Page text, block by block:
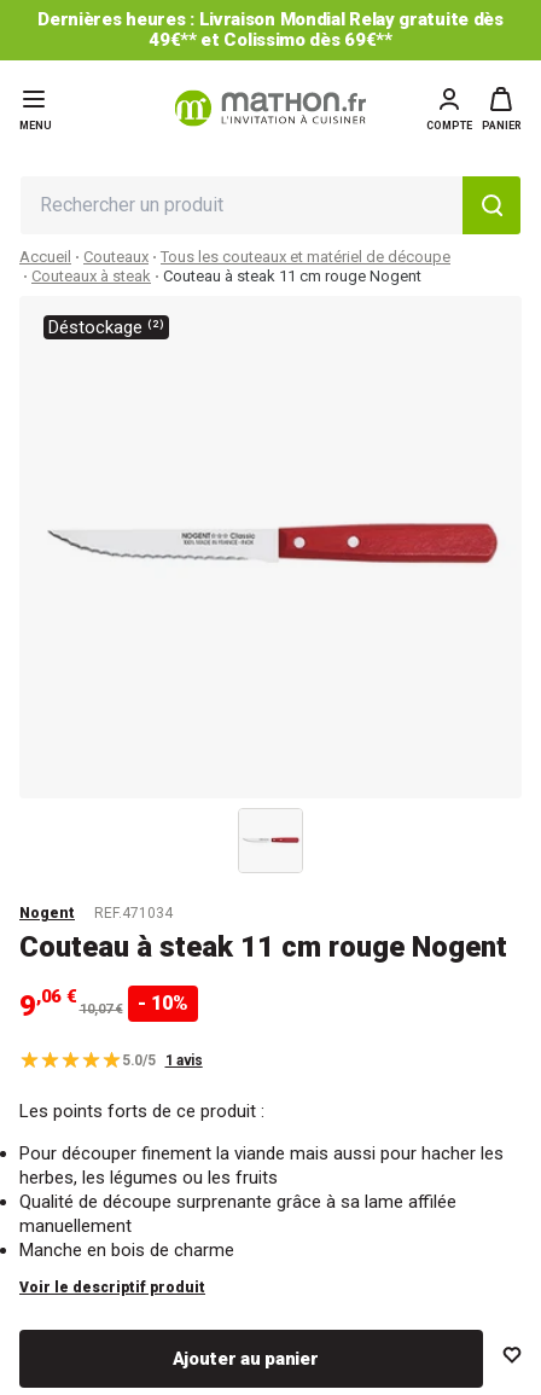
Dernières heures : Livraison Mondial Relay gratuite dès
49€** et Colissimo dès 69€**
MENU COMPTE PANIER
Accueil Couteaux
Tous les couteaux et matériel de découpe
Couteaux à steak
Couteau à steak 11 cm rouge Nogent
Déstockage ⁽²⁾
Nogent REF.471034
Couteau à steak 11 cm rouge Nogent
9,06 €
10,07 € - 10%
5.0/5 1 avis
Les points forts de ce produit :
Pour découper finement la viande mais aussi pour hacher les
herbes, les légumes ou les fruits
Qualité de découpe surprenante grâce à sa lame affilée
manuellement
Manche en bois de charme
Voir le descriptif produit
Ajouter au panier